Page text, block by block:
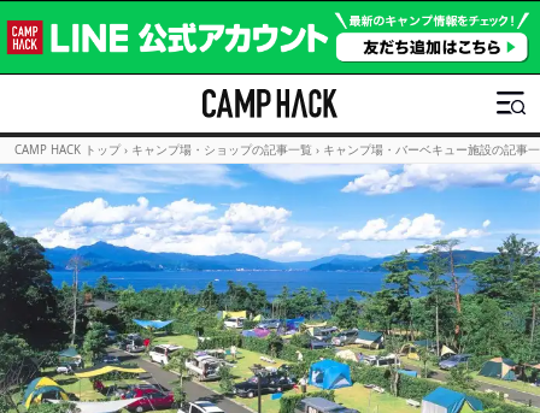
CAMP HACK トップ › キャンプ場・ショップの記事一覧 › キャンプ場・バーベキュー施設の記事